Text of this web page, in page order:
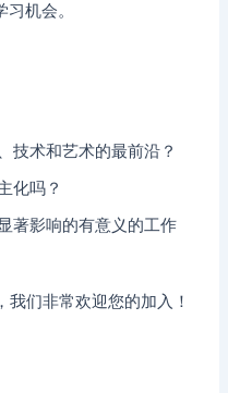
机会。
技术和艺术的最前沿？
化吗？
著影响的有意义的工作
我们非常欢迎您的加入！